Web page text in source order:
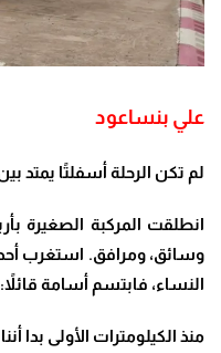
علي بنساعود
لم تكن الرحلة أسفلتًا يمتد
انطلقت المركبة الصغيرة
وسائق، ومرافق. استغرب
النساء، فابتسم أسامة قائلاً:
منذ الكيلومترات الأولى